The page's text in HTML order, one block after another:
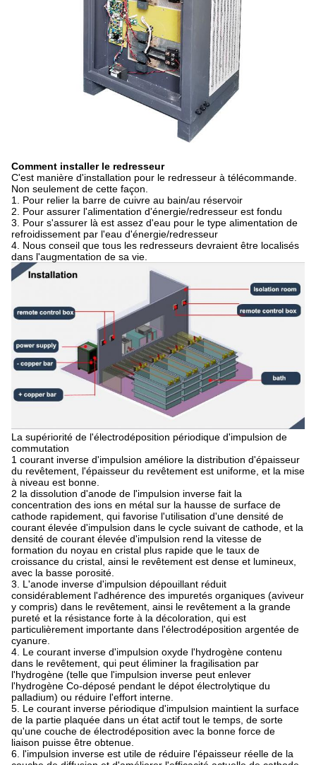
Comment installer le redresseur
C'est manière d'installation pour le redresseur à télécommande.
Non seulement de cette façon.
1. Pour relier la barre de cuivre au bain/au réservoir
2. Pour assurer l'alimentation d'énergie/redresseur est fondu
3. Pour s'assurer là est assez d'eau pour le type alimentation de
refroidissement par l'eau d'énergie/redresseur
4. Nous conseil que tous les redresseurs devraient être localisés
dans l'augmentation de sa vie.
La supériorité de l'électrodéposition périodique d'impulsion de
commutation
1 courant inverse d'impulsion améliore la distribution d'épaisseur
du revêtement, l'épaisseur du revêtement est uniforme, et la mise
à niveau est bonne.
2 la dissolution d'anode de l'impulsion inverse fait la
concentration des ions en métal sur la hausse de surface de
cathode rapidement, qui favorise l'utilisation d'une densité de
courant élevée d'impulsion dans le cycle suivant de cathode, et la
densité de courant élevée d'impulsion rend la vitesse de
formation du noyau en cristal plus rapide que le taux de
croissance du cristal, ainsi le revêtement est dense et lumineux,
avec la basse porosité.
3. L'anode inverse d'impulsion dépouillant réduit
considérablement l'adhérence des impuretés organiques (aviveur
y compris) dans le revêtement, ainsi le revêtement a la grande
pureté et la résistance forte à la décoloration, qui est
particulièrement importante dans l'électrodéposition argentée de
cyanure.
4. Le courant inverse d'impulsion oxyde l'hydrogène contenu
dans le revêtement, qui peut éliminer la fragilisation par
l'hydrogène (telle que l'impulsion inverse peut enlever
l'hydrogène Co-déposé pendant le dépot électrolytique du
palladium) ou réduire l'effort interne.
5. Le courant inverse périodique d'impulsion maintient la surface
de la partie plaquée dans un état actif tout le temps, de sorte
qu'une couche de électrodéposition avec la bonne force de
liaison puisse être obtenue.
6. l'impulsion inverse est utile de réduire l'épaisseur réelle de la